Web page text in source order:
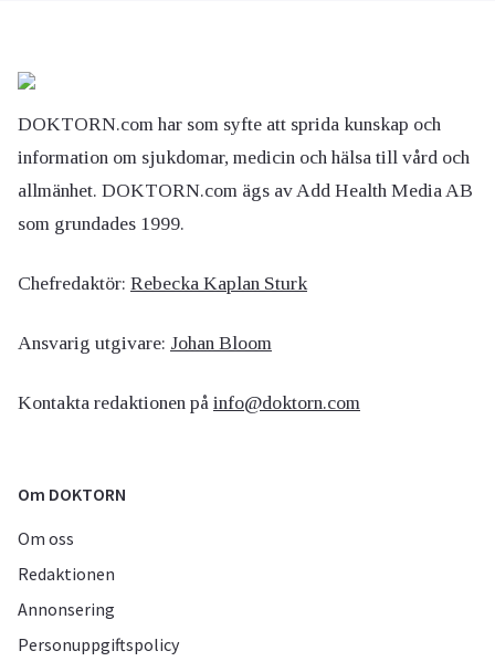
DOKTORN.com har som syfte att sprida kunskap och
information om sjukdomar, medicin och hälsa till vård och
allmänhet. DOKTORN.com ägs av Add Health Media AB
som grundades 1999.
Chefredaktör: Rebecka Kaplan Sturk
Ansvarig utgivare: Johan Bloom
Kontakta redaktionen på info@doktorn.com
Om DOKTORN
Om oss
Redaktionen
Annonsering
Personuppgiftspolicy